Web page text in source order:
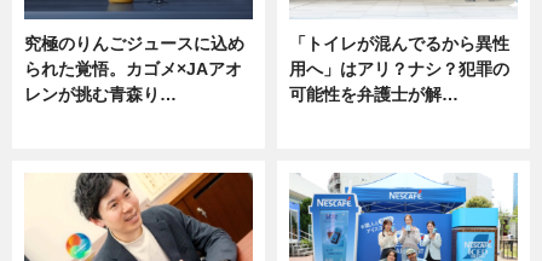
究極のりんごジュースに込め
られた覚悟。カゴメ×JAアオ
レンが挑む青森り…
「トイレが混んでるから異性
用へ」はアリ？ナシ？犯罪の
可能性を弁護士が解…